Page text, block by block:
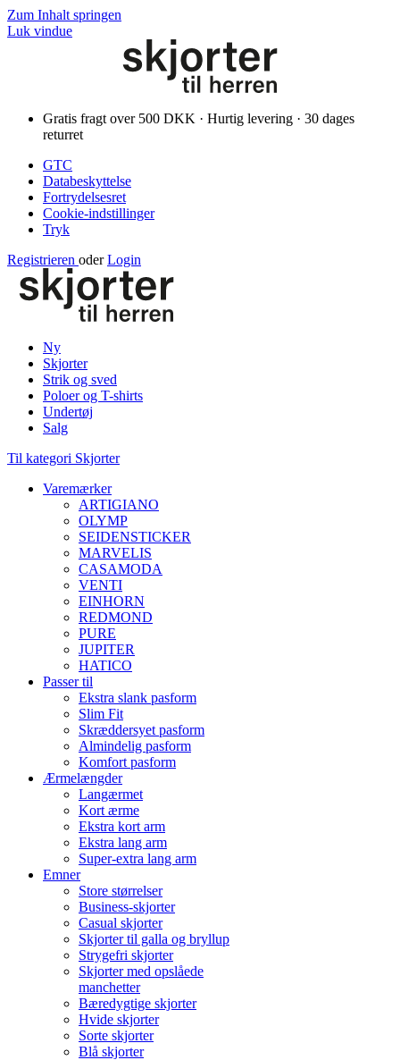
Zum Inhalt springen
Luk vindue
Gratis fragt over 500 DKK · Hurtig levering · 30 dages
returret
GTC
Databeskyttelse
Fortrydelsesret
Cookie-indstillinger
Tryk
Registrieren oder Login
Ny
Skjorter
Strik og sved
Poloer og T-shirts
Undertøj
Salg
Til kategori Skjorter
Varemærker
ARTIGIANO
OLYMP
SEIDENSTICKER
MARVELIS
CASAMODA
VENTI
EINHORN
REDMOND
PURE
JUPITER
HATICO
Passer til
Ekstra slank pasform
Slim Fit
Skræddersyet pasform
Almindelig pasform
Komfort pasform
Ærmelængder
Langærmet
Kort ærme
Ekstra kort arm
Ekstra lang arm
Super-extra lang arm
Emner
Store størrelser
Business-skjorter
Casual skjorter
Skjorter til galla og bryllup
Strygefri skjorter
Skjorter med opslåede
manchetter
Bæredygtige skjorter
Hvide skjorter
Sorte skjorter
Blå skjorter